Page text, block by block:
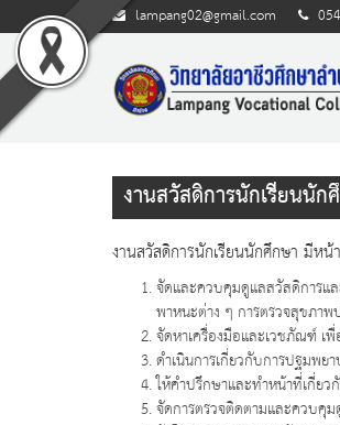
lampang02@gmail.com
งานสวัสดิการนักเรียนนัก
งานสวัสดิการนักเรียนนักศึกษา มีห
จัดและควบคุมดูแลสวัสดิการแ
พาหนะต่าง ๆ การตรวจสุขภา
จัดหาเครื่องมือและเวชภัณฑ์ เ
ดำเนินการเกี่ยวกับการปฐมพ
ให้คำปรึกษาและทำหน้าที่เกี่ย
จัดการตรวจติดตามและควบคุ